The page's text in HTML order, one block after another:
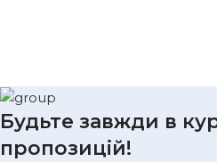
Будьте завжди в
пропозицій!